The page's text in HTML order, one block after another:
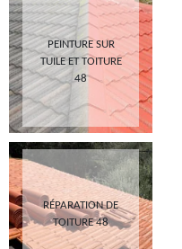
PEINTURE SUR
TUILE ET TOITURE
48
RÉPARATION DE
TOITURE 48